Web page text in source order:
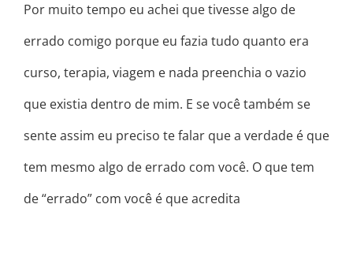
Por muito tempo eu achei que tivesse algo de
errado comigo porque eu fazia tudo quanto era
curso, terapia, viagem e nada preenchia o vazio
que existia dentro de mim. E se você também se
sente assim eu preciso te falar que a verdade é que
tem mesmo algo de errado com você. O que tem
de “errado” com você é que acredita